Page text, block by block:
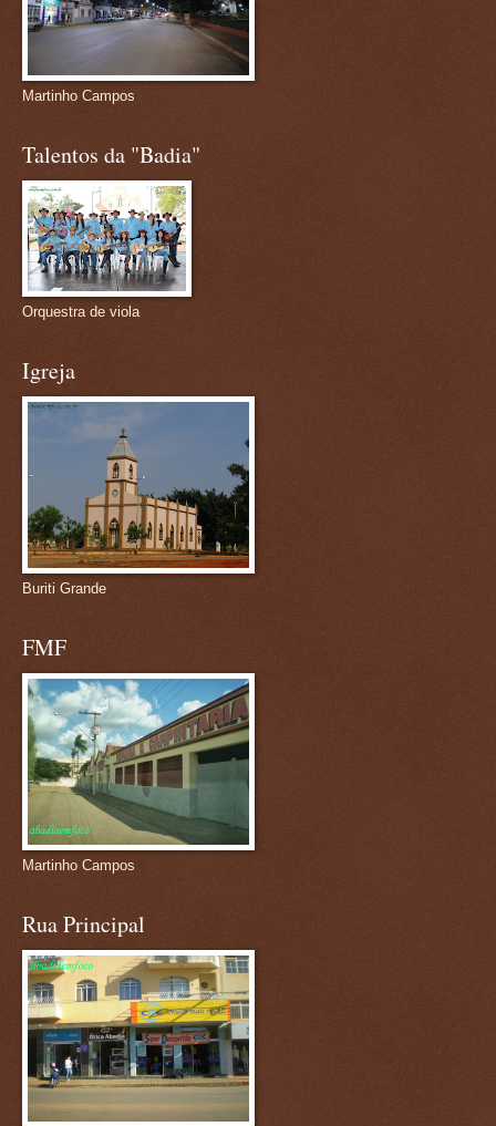
Martinho Campos
Talentos da "Badia"
Orquestra de viola
Igreja
Buriti Grande
FMF
Martinho Campos
Rua Principal